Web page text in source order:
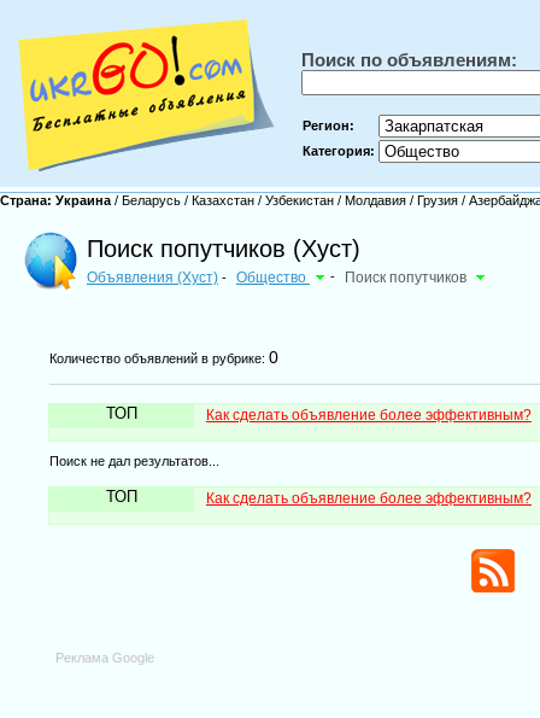
Поиск по объявлениям:
Регион:
Категория:
Страна: Украина / Беларусь / Казахстан / Узбекистан / Молдавия / Грузия /
Поиск попутчиков (Хуст)
Объявления (Хуст) - Общество - Поиск попутчиков
Количество объявлений в рубрике: 0
ТОП Как сделать объявление более эффективным?
Поиск не дал результатов...
ТОП Как сделать объявление более эффективным?
Реклама Google